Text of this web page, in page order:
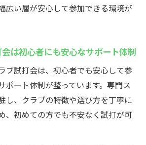
を活用した納得のクラブ選びの
ングが無料の試打会を賢く利用
ブ診断を千葉の試打会で体験
ブ試打会で自分に合う一本を見
広い層が安心して参加できる環境が
は初心者にも安心なサポート体制
ブ試打会は、初心者でも安心して参
ポート体制が整っています。専門ス
し、クラブの特徴や選び方を丁寧に
、初めての方でも不安なく試打が可